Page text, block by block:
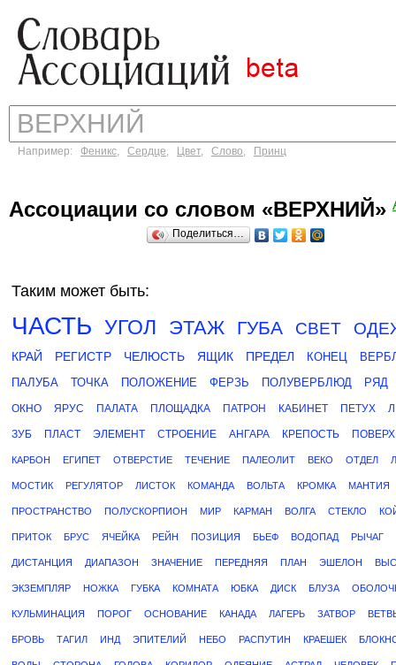
Например: Феникс, Сердце, Цвет, Слово, Принц
Ассоциации со словом «ВЕРХНИЙ»
Поделиться…
Таким может быть:
ЧАСТЬ УГОЛ ЭТАЖ ГУБА СВЕТ
КРАЙ РЕГИСТР ЧЕЛЮСТЬ ЯЩИК ПРЕДЕЛ КОНЕЦ
ПАЛУБА
ТОЧКА ПОЛОЖЕНИЕ ФЕРЗЬ ПОЛУВЕРБЛЮД РЯД
ОКНО ЯРУС ПАЛАТА ПЛОЩАДКА ПАТРОН КАБИНЕТ ПЕТУХ
ЗУБ ПЛАСТ ЭЛЕМЕНТ СТРОЕНИЕ АНГАРА КРЕПОСТЬ
КАРБОН ЕГИПЕТ ОТВЕРСТИЕ ТЕЧЕНИЕ ПАЛЕОЛИТ ВЕКО ОТДЕЛ
МОСТИК РЕГУЛЯТОР ЛИСТОК КОМАНДА ВОЛЬТА КРОМКА МАНТИЯ
ПРОСТРАНСТВО ПОЛУСКОРПИОН МИР КАРМАН ВОЛГА СТЕКЛО
ПРИТОК БРУС ЯЧЕЙКА РЕЙН ПОЗИЦИЯ БЬЕФ ВОДОПАД РЫЧАГ
ДИСТАНЦИЯ ДИАПАЗОН ЗНАЧЕНИЕ ПЕРЕДНЯЯ ПЛАН ЭШЕЛОН
ЭКЗЕМПЛЯР НОЖКА ГУБКА КОМНАТА ЮБКА ДИСК БЛУЗА
КУЛЬМИНАЦИЯ ПОРОГ ОСНОВАНИЕ КАНАДА ЛАГЕРЬ ЗАТВОР
БРОВЬ ТАГИЛ ИНД ЭПИТЕЛИЙ НЕБО РАСПУТИН КРАЕШЕК